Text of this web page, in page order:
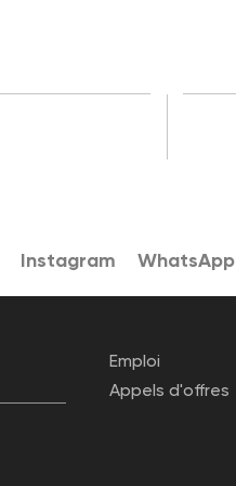
Instagram WhatsApp
Emploi
Appels d'offres